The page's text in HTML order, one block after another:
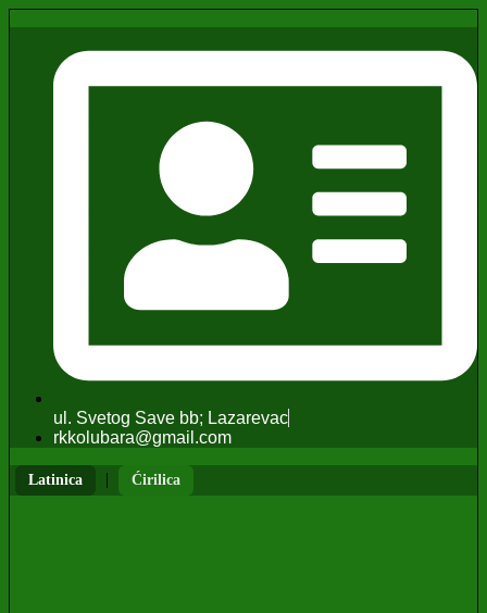
ul. Svetog Save bb; Lazarevac
rkkolubara@gmail.com
Latinica | Ćirilica